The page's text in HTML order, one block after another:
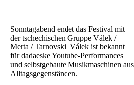
Sonntagabend endet das Festival mit
der tschechischen Gruppe Válek /
Merta / Tarnovski. Válek ist bekannt
für dadaeske Youtube-Performances
und selbstgebaute Musikmaschinen aus
Alltagsgegenständen.